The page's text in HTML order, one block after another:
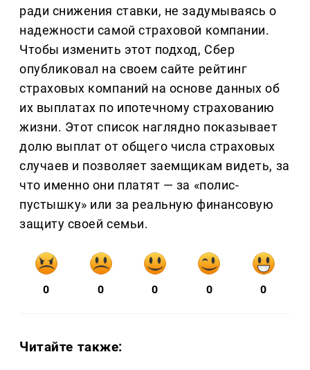
ради снижения ставки, не задумываясь о
надежности самой страховой компании.
Чтобы изменить этот подход, Сбер
опубликовал на своем сайте рейтинг
страховых компаний на основе данных об
их выплатах по ипотечному страхованию
жизни. Этот список наглядно показывает
долю выплат от общего числа страховых
случаев и позволяет заемщикам видеть, за
что именно они платят — за «полис-
пустышку» или за реальную финансовую
защиту своей семьи.
0 0 0 0 0
Читайте также: